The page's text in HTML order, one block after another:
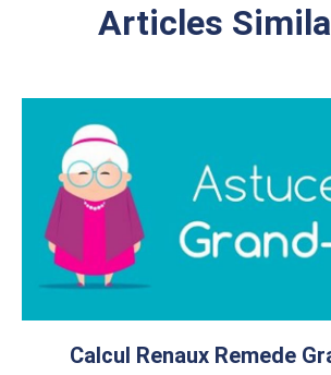
Articles
Calcul Renaux Remede